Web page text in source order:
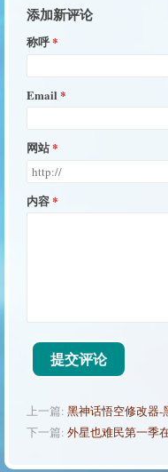
添加新评论
称呼
Email
网站
内容
提交评论
上一篇: 黑神话悟空修改器-
下一篇: 外星也难民第一季